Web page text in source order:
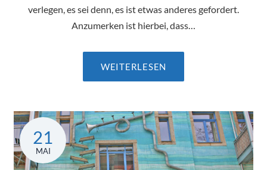
verlegen, es sei denn, es ist etwas anderes gefordert.
Anzumerken ist hierbei, dass…
WEITERLESEN
21
MAI